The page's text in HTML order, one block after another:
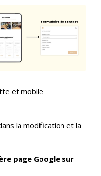
et mobile
la modification et la
page Google sur